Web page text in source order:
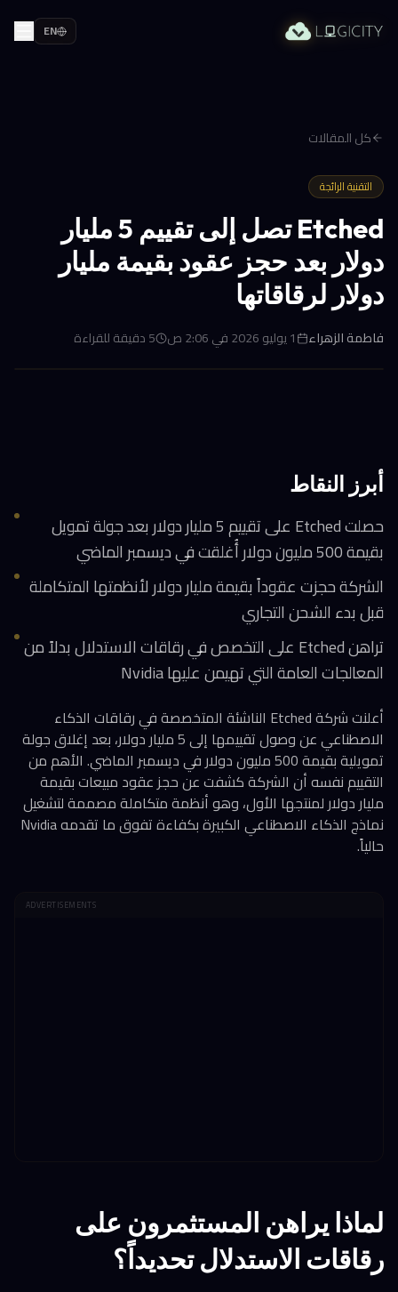
EN
كل المقالات
التقنية الرائجة
Etched تصل إلى تقييم 5 مليار
دولار بعد حجز عقود بقيمة مليار
دولار لرقاقاتها
فاطمة الزهراء 1 يوليو 2026 في 2:06 ص 5دقيقة للقراءة
أبرز النقاط
حصلت Etched على تقييم 5 مليار دولار بعد جولة تمويل
بقيمة 500 مليون دولار أُغلقت في ديسمبر الماضي
الشركة حجزت عقوداً بقيمة مليار دولار لأنظمتها المتكاملة
قبل بدء الشحن التجاري
تراهن Etched على التخصص في رقاقات الاستدلال بدلاً من
المعالجات العامة التي تهيمن عليها Nvidia
أعلنت شركة Etched الناشئة المتخصصة في رقاقات الذكاء
الاصطناعي عن وصول تقييمها إلى 5 مليار دولار، بعد إغلاق جولة
تمويلية بقيمة 500 مليون دولار في ديسمبر الماضي. الأهم من
التقييم نفسه أن الشركة كشفت عن حجز عقود مبيعات بقيمة
مليار دولار لمنتجها الأول، وهو أنظمة متكاملة مصممة لتشغيل
نماذج الذكاء الاصطناعي الكبيرة بكفاءة تفوق ما تقدمه Nvidia
حالياً.
ADVERTISEMENTS
لماذا يراهن المستثمرون على
رقاقات الاستدلال تحديداً؟